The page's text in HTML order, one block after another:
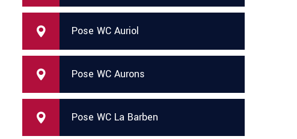
Pose WC Auriol
Pose WC Aurons
Pose WC La Barben